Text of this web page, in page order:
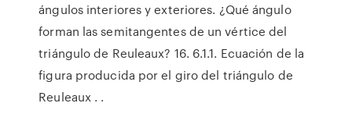
ángulos interiores y exteriores. ¿Qué ángulo
forman las semitangentes de un vértice del
triángulo de Reuleaux? 16. 6.1.1. Ecuación de la
figura producida por el giro del triángulo de
Reuleaux . .